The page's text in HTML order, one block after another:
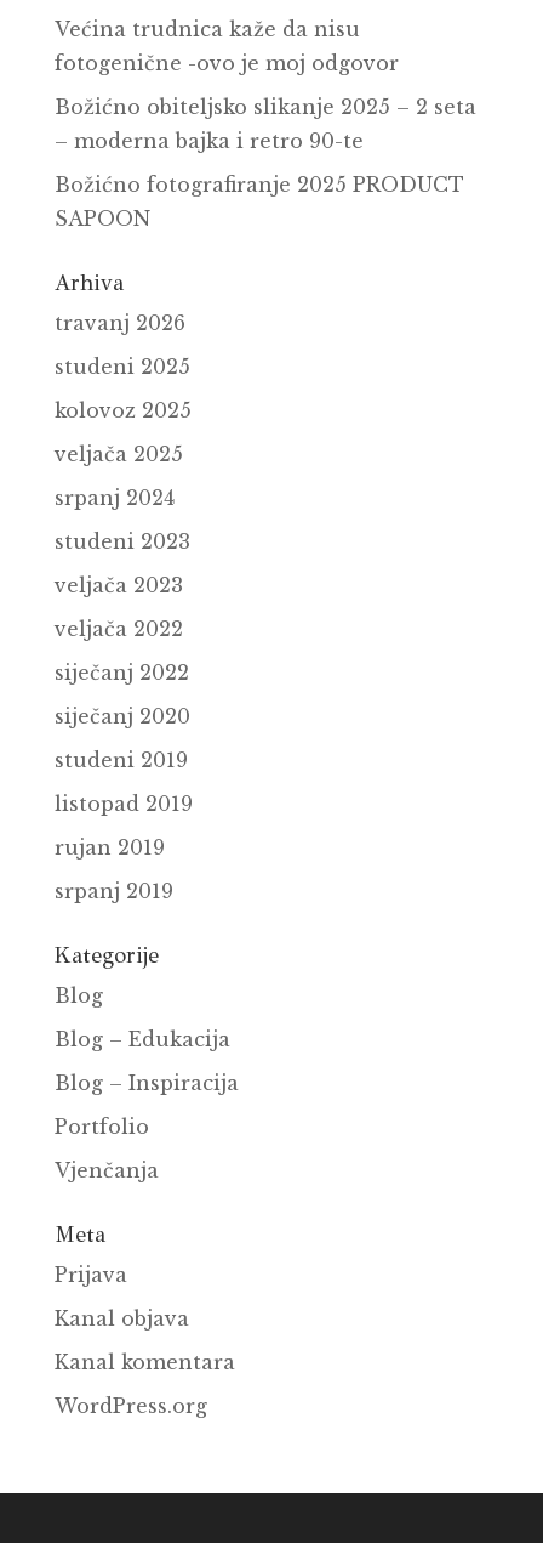
Većina trudnica kaže da nisu
fotogenične -ovo je moj odgovor
Božićno obiteljsko slikanje 2025 – 2 seta
– moderna bajka i retro 90-te
Božićno fotografiranje 2025 PRODUCT
SAPOON
Arhiva
travanj 2026
studeni 2025
kolovoz 2025
veljača 2025
srpanj 2024
studeni 2023
veljača 2023
veljača 2022
siječanj 2022
siječanj 2020
studeni 2019
listopad 2019
rujan 2019
srpanj 2019
Kategorije
Blog
Blog – Edukacija
Blog – Inspiracija
Portfolio
Vjenčanja
Meta
Prijava
Kanal objava
Kanal komentara
WordPress.org